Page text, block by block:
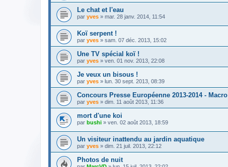
Le chat et l'eau
par yves » mar. 28 janv. 2014, 11:54
Koï serpent !
par yves » sam. 07 déc. 2013, 15:02
Une TV spécial koï !
par yves » ven. 01 nov. 2013, 22:08
Je veux un bisous !
par yves » lun. 30 sept. 2013, 08:39
Concours Presse Européenne 2013-2014 - Macro
par yves » dim. 11 août 2013, 11:36
mort d'une koi
par bushi » ven. 02 août 2013, 18:59
Un visiteur inattendu au jardin aquatique
par yves » dim. 21 juil. 2013, 22:12
Photos de nuit